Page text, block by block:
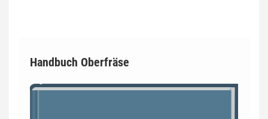
Handbuch Oberfräse